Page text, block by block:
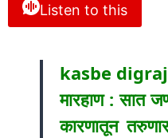
Listen to this
kasbe digraj
मारहाण : सात
कारणातून